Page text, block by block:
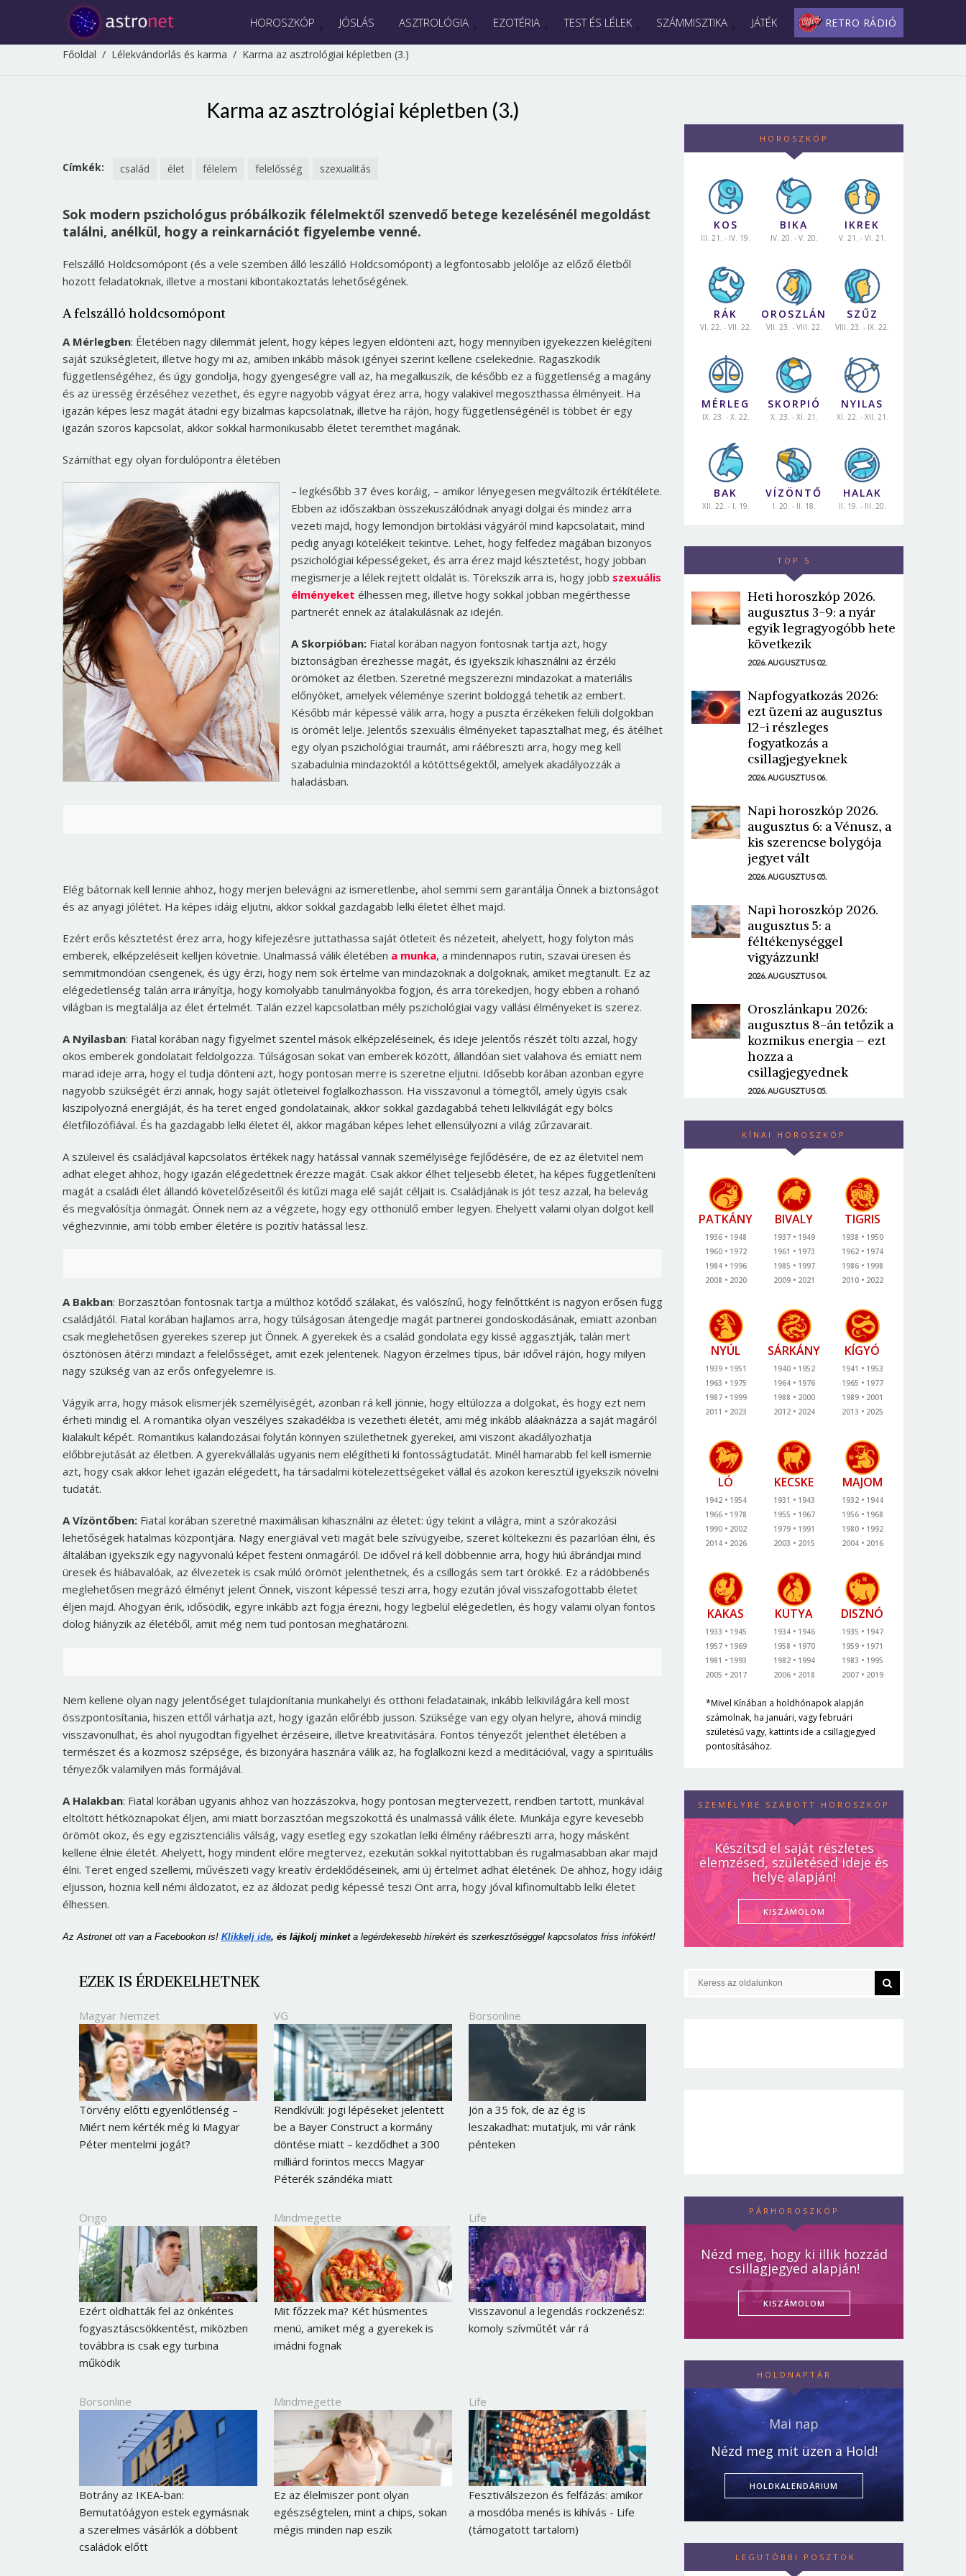
HOROSZKÓP JÓSLÁS ASZTROLÓGIA EZOTÉRIA TEST ÉS LÉLEK SZÁMMISZTIKA JÁTÉK RETRO RÁDIÓ
Főoldal / Lélekvándorlás és karma / Karma az asztrológiai képletben (3.)
Karma az asztrológiai képletben (3.)
Címkék: család élet félelem felelősség szexualitás
Sok modern pszichológus próbálkozik félelmektől szenvedő betege kezelésénél megoldást
találni, anélkül, hogy a reinkarnációt figyelembe venné.
Felszálló Holdcsomópont (és a vele szemben álló leszálló Holdcsomópont) a legfontosabb jelölője az előző életből
hozott feladatoknak, illetve a mostani kibontakoztatás lehetőségének.
A felszálló holdcsomópont
A Mérlegben: Életében nagy dilemmát jelent, hogy képes legyen eldönteni azt, hogy mennyiben igyekezzen kielégíteni
saját szükségleteit, illetve hogy mi az, amiben inkább mások igényei szerint kellene cselekednie. Ragaszkodik
függetlenségéhez, és úgy gondolja, hogy gyengeségre vall az, ha megalkuszik, de később ez a függetlenség a magány
és az üresség érzéséhez vezethet, és egyre nagyobb vágyat érez arra, hogy valakivel megoszthassa élményeit. Ha
igazán képes lesz magát átadni egy bizalmas kapcsolatnak, illetve ha rájön, hogy függetlenségénél is többet ér egy
igazán szoros kapcsolat, akkor sokkal harmonikusabb életet teremthet magának.
Számíthat egy olyan fordulópontra életében
– legkésőbb 37 éves koráig, – amikor lényegesen megváltozik értékítélete.
Ebben az időszakban összekuszálódnak anyagi dolgai és mindez arra
vezeti majd, hogy lemondjon birtoklási vágyáról mind kapcsolatait, mind
pedig anyagi kötelékeit tekintve. Lehet, hogy felfedez magában bizonyos
pszichológiai képességeket, és arra érez majd késztetést, hogy jobban
megismerje a lélek rejtett oldalát is. Törekszik arra is, hogy jobb szexuális
élményeket élhessen meg, illetve hogy sokkal jobban megérthesse
partnerét ennek az átalakulásnak az idején.
A Skorpióban: Fiatal korában nagyon fontosnak tartja azt, hogy
biztonságban érezhesse magát, és igyekszik kihasználni az érzéki
örömöket az életben. Szeretné megszerezni mindazokat a materiális
előnyöket, amelyek véleménye szerint boldoggá tehetik az embert.
Később már képessé válik arra, hogy a puszta érzékeken felüli dolgokban
is örömét lelje. Jelentős szexuális élményeket tapasztalhat meg, és átélhet
egy olyan pszichológiai traumát, ami ráébreszti arra, hogy meg kell
szabadulnia mindazoktól a kötöttségektől, amelyek akadályozzák a
haladásban.
Elég bátornak kell lennie ahhoz, hogy merjen belevágni az ismeretlenbe, ahol semmi sem garantálja Önnek a biztonságot
és az anyagi jólétet. Ha képes idáig eljutni, akkor sokkal gazdagabb lelki életet élhet majd.
Ezért erős késztetést érez arra, hogy kifejezésre juttathassa saját ötleteit és nézeteit, ahelyett, hogy folyton más
emberek, elképzeléseit kelljen követnie. Unalmassá válik életében a munka, a mindennapos rutin, szavai üresen és
semmitmondóan csengenek, és úgy érzi, hogy nem sok értelme van mindazoknak a dolgoknak, amiket megtanult. Ez az
elégedetlenség talán arra irányítja, hogy komolyabb tanulmányokba fogjon, és arra törekedjen, hogy ebben a rohanó
világban is megtalálja az élet értelmét. Talán ezzel kapcsolatban mély pszichológiai vagy vallási élményeket is szerez.
A Nyilasban: Fiatal korában nagy figyelmet szentel mások elképzeléseinek, és ideje jelentős részét tölti azzal, hogy
okos emberek gondolatait feldolgozza. Túlságosan sokat van emberek között, állandóan siet valahova és emiatt nem
marad ideje arra, hogy el tudja dönteni azt, hogy pontosan merre is szeretne eljutni. Idősebb korában azonban egyre
nagyobb szükségét érzi annak, hogy saját ötleteivel foglalkozhasson. Ha visszavonul a tömegtől, amely úgyis csak
kiszipolyozná energiáját, és ha teret enged gondolatainak, akkor sokkal gazdagabbá teheti lelkivilágát egy bölcs
életfilozófiával. És ha gazdagabb lelki életet él, akkor magában képes lehet ellensúlyozni a világ zűrzavarait.
A szüleivel és családjával kapcsolatos értékek nagy hatással vannak személyisége fejlődésére, de ez az életvitel nem
adhat eleget ahhoz, hogy igazán elégedettnek érezze magát. Csak akkor élhet teljesebb életet, ha képes függetleníteni
magát a családi élet állandó követelőzéseitől és kitűzi maga elé saját céljait is. Családjának is jót tesz azzal, ha belevág
és megvalósítja önmagát. Önnek nem az a végzete, hogy egy otthonülő ember legyen. Ehelyett valami olyan dolgot kell
véghezvinnie, ami több ember életére is pozitív hatással lesz.
A Bakban: Borzasztóan fontosnak tartja a múlthoz kötődő szálakat, és valószínű, hogy felnőttként is nagyon erősen függ
családjától. Fiatal korában hajlamos arra, hogy túlságosan átengedje magát partnerei gondoskodásának, emiatt azonban
csak meglehetősen gyerekes szerep jut Önnek. A gyerekek és a család gondolata egy kissé aggasztják, talán mert
ösztönösen átérzi mindazt a felelősséget, amit ezek jelentenek. Nagyon érzelmes típus, bár idővel rájön, hogy milyen
nagy szükség van az erős önfegyelemre is.
Vágyik arra, hogy mások elismerjék személyiségét, azonban rá kell jönnie, hogy eltúlozza a dolgokat, és hogy ezt nem
érheti mindig el. A romantika olyan veszélyes szakadékba is vezetheti életét, ami még inkább aláaknázza a saját magáról
kialakult képét. Romantikus kalandozásai folytán könnyen születhetnek gyerekei, ami viszont akadályozhatja
előbbrejutását az életben. A gyerekvállalás ugyanis nem elégítheti ki fontosságtudatát. Minél hamarabb fel kell ismernie
azt, hogy csak akkor lehet igazán elégedett, ha társadalmi kötelezettségeket vállal és azokon keresztül igyekszik növelni
tudatát.
A Vízöntőben: Fiatal korában szeretné maximálisan kihasználni az életet: úgy tekint a világra, mint a szórakozási
lehetőségek hatalmas központjára. Nagy energiával veti magát bele szívügyeibe, szeret költekezni és pazarlóan élni, és
általában igyekszik egy nagyvonalú képet festeni önmagáról. De idővel rá kell döbbennie arra, hogy hiú ábrándjai mind
üresek és hiábavalóak, az élvezetek is csak múló örömöt jelenthetnek, és a csillogás sem tart örökké. Ez a rádöbbenés
meglehetősen megrázó élményt jelent Önnek, viszont képessé teszi arra, hogy ezután jóval visszafogottabb életet
éljen majd. Ahogyan érik, idősödik, egyre inkább azt fogja érezni, hogy legbelül elégedetlen, és hogy valami olyan fontos
dolog hiányzik az életéből, amit még nem tud pontosan meghatározni.
Nem kellene olyan nagy jelentőséget tulajdonítania munkahelyi és otthoni feladatainak, inkább lelkivilágára kell most
összpontosítania, hiszen ettől várhatja azt, hogy igazán előrébb jusson. Szüksége van egy olyan helyre, ahová mindig
visszavonulhat, és ahol nyugodtan figyelhet érzéseire, illetve kreativitására. Fontos tényezőt jelenthet életében a
természet és a kozmosz szépsége, és bizonyára hasznára válik az, ha foglalkozni kezd a meditációval, vagy a spirituális
tényezők valamilyen más formájával.
A Halakban: Fiatal korában ugyanis ahhoz van hozzászokva, hogy pontosan megtervezett, rendben tartott, munkával
eltöltött hétköznapokat éljen, ami miatt borzasztóan megszokottá és unalmassá válik élete. Munkája egyre kevesebb
örömöt okoz, és egy egzisztenciális válság, vagy esetleg egy szokatlan lelki élmény ráébreszti arra, hogy másként
kellene élnie életét. Ahelyett, hogy mindent előre megtervez, ezekután sokkal nyitottabban és rugalmasabban akar majd
élni. Teret enged szellemi, művészeti vagy kreatív érdeklődéseinek, ami új értelmet adhat életének. De ahhoz, hogy idáig
eljusson, hoznia kell némi áldozatot, ez az áldozat pedig képessé teszi Önt arra, hogy jóval kifinomultabb lelki életet
élhessen.
Az Astronet ott van a Facebookon is! Klikkelj ide, és lájkolj minket a legérdekesebb hírekért és szerkesztőséggel kapcsolatos friss infókért!
EZEK IS ÉRDEKELHETNEK
Magyar Nemzet
Törvény előtti egyenlőtlenség –
Miért nem kérték még ki Magyar
Péter mentelmi jogát?
VG
Rendkívüli: jogi lépéseket jelentett
be a Bayer Construct a kormány
döntése miatt – kezdődhet a 300
milliárd forintos meccs Magyar
Péterék szándéka miatt
Borsonline
Jön a 35 fok, de az ég is
leszakadhat: mutatjuk, mi vár ránk
pénteken
Origo
Ezért oldhatták fel az önkéntes
fogyasztáscsökkentést, miközben
továbbra is csak egy turbina
működik
Mindmegette
Mit főzzek ma? Két húsmentes
menü, amiket még a gyerekek is
imádni fognak
Life
Visszavonul a legendás rockzenész:
komoly szívműtét vár rá
Borsonline
Botrány az IKEA-ban:
Bemutatóágyon estek egymásnak
a szerelmes vásárlók a döbbent
családok előtt
Mindmegette
Ez az élelmiszer pont olyan
egészségtelen, mint a chips, sokan
mégis minden nap eszik
Life
Fesztiválszezon és felfázás: amikor
a mosdóba menés is kihívás - Life
(támogatott tartalom)
HOROSZKÓP
KOS
III. 21. - IV. 19.
BIKA
IV. 20. - V. 20.
IKREK
V. 21. - VI. 21.
RÁK
VI. 22. - VII. 22.
OROSZLÁN
VII. 23. - VIII. 22.
SZŰZ
VIII. 23. - IX. 22.
MÉRLEG
IX. 23. - X. 22.
SKORPIÓ
X. 23. - XI. 21.
NYILAS
XI. 22. - XII. 21.
BAK
XII. 22. - I. 19.
VÍZÖNTŐ
I. 20. - II. 18.
HALAK
II. 19. - III. 20.
TOP 5
Heti horoszkóp 2026.
augusztus 3-9: a nyár
egyik legragyogóbb hete
következik
2026. AUGUSZTUS 02.
Napfogyatkozás 2026:
ezt üzeni az augusztus
12-i részleges
fogyatkozás a
csillagjegyeknek
2026. AUGUSZTUS 06.
Napi horoszkóp 2026.
augusztus 6: a Vénusz, a
kis szerencse bolygója
jegyet vált
2026. AUGUSZTUS 05.
Napi horoszkóp 2026.
augusztus 5: a
féltékenységgel
vigyázzunk!
2026. AUGUSZTUS 04.
Oroszlánkapu 2026:
augusztus 8-án tetőzik a
kozmikus energia – ezt
hozza a
csillagjegyednek
2026. AUGUSZTUS 05.
KÍNAI HOROSZKÓP
PATKÁNY
1936
1948
1960
1972
1984
1996
2008
2020
BIVALY
1937
1949
1961
1973
1985
1997
2009
2021
TIGRIS
1938
1950
1962
1974
1986
1998
2010
2022
NYÚL
1939
1951
1963
1975
1987
1999
2011
2023
SÁRKÁNY
1940
1952
1964
1976
1988
2000
2012
2024
KÍGYÓ
1941
1953
1965
1977
1989
2001
2013
2025
LÓ
1942
1954
1966
1978
1990
2002
2014
2026
KECSKE
1931
1943
1955
1967
1979
1991
2003
2015
MAJOM
1932
1944
1956
1968
1980
1992
2004
2016
KAKAS
1933
1945
1957
1969
1981
1993
2005
2017
KUTYA
1934
1946
1958
1970
1982
1994
2006
2018
DISZNÓ
1935
1947
1959
1971
1983
1995
2007
2019
*Mivel Kínában a holdhónapok alapján
számolnak, ha januári, vagy februári
születésű vagy, kattints ide a csillagjegyed
pontosításához.
SZEMÉLYRE SZABOTT HOROSZKÓP
Készítsd el saját részletes
elemzésed, születésed ideje és
helye alapján!
KISZÁMOLOM
PÁRHOROSZKÓP
Nézd meg, hogy ki illik hozzád
csillagjegyed alapján!
KISZÁMOLOM
HOLDNAPTÁR
Mai nap
Nézd meg mit üzen a Hold!
HOLDKALENDÁRIUM
LEGUTÓBBI POSZTOK
Borsonline bejelentkezés
E-mail cím vagy felhasználónév
Jelszó